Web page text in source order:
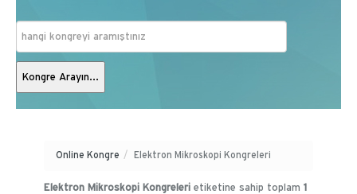
Online Kongre / Elektron Mikroskopi Kongreleri
Elektron Mikroskopi Kongreleri etiketine sahip toplam 1